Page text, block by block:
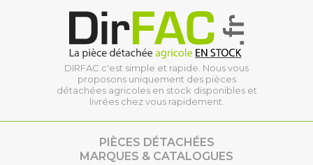
DIRFAC c'est simple et rapide. Nous vous
proposons uniquement des pièces
détachées agricoles en stock disponibles et
livrées chez vous rapidement.
PIÈCES DÉTACHÉES
MARQUES & CATALOGUES